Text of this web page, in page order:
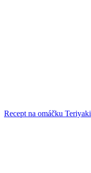
Recept na omáčku Teriyaki